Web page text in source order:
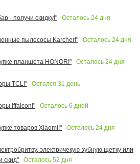
- получи скидку!"
Осталось 24 дня
пылесосы Karcher!"
Осталось 24 дня
планшета HONOR!"
Осталось 24 дня
TCL!"
Остался 31 день
Iffalcon!"
Осталось 6 дней
товаров Xiaomi!"
Осталось 24 дня
электричекую зубную щетку или
скид"
Осталось 52 дня